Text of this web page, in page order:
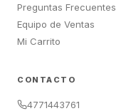
Preguntas Frecuentes
Equipo de Ventas
Mi Carrito
CONTACTO
4771443761